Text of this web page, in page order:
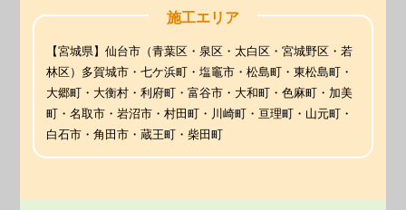
施工エリア
【宮城県】仙台市（青葉区・泉区・太白区・宮城野区・若
林区）多賀城市・七ケ浜町・塩竈市・松島町・東松島町・
大郷町・大衡村・利府町・富谷市・大和町・色麻町・加美
町・名取市・岩沼市・村田町・川崎町・亘理町・山元町・
白石市・角田市・蔵王町・柴田町